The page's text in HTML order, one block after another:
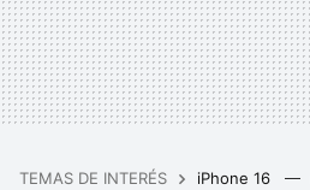
TEMAS DE INTERÉS iPhone 16